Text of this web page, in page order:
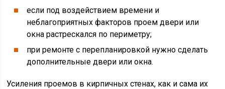
если под воздействием времени и
неблагоприятных факторов проем двери или
окна растрескался по периметру;
при ремонте с перепланировкой нужно сделать
дополнительные двери или окна.
Усиления проемов в кирпичных стенах, как и сама их